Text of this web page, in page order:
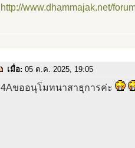
http://www.dhammajak.net/
เมื่อ: 05 ต.ค. 2025, 19:05
4Aขออนุโมทนาสาธุการค่ะ